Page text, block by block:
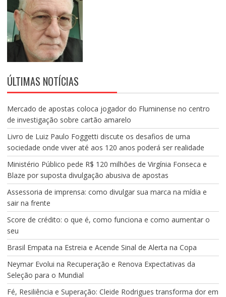
ÚLTIMAS NOTÍCIAS
Mercado de apostas coloca jogador do Fluminense no centro
de investigação sobre cartão amarelo
Livro de Luiz Paulo Foggetti discute os desafios de uma
sociedade onde viver até aos 120 anos poderá ser realidade
Ministério Público pede R$ 120 milhões de Virgínia Fonseca e
Blaze por suposta divulgação abusiva de apostas
Assessoria de imprensa: como divulgar sua marca na mídia e
sair na frente
Score de crédito: o que é, como funciona e como aumentar o
seu
Brasil Empata na Estreia e Acende Sinal de Alerta na Copa
Neymar Evolui na Recuperação e Renova Expectativas da
Seleção para o Mundial
Fé, Resiliência e Superação: Cleide Rodrigues transforma dor em